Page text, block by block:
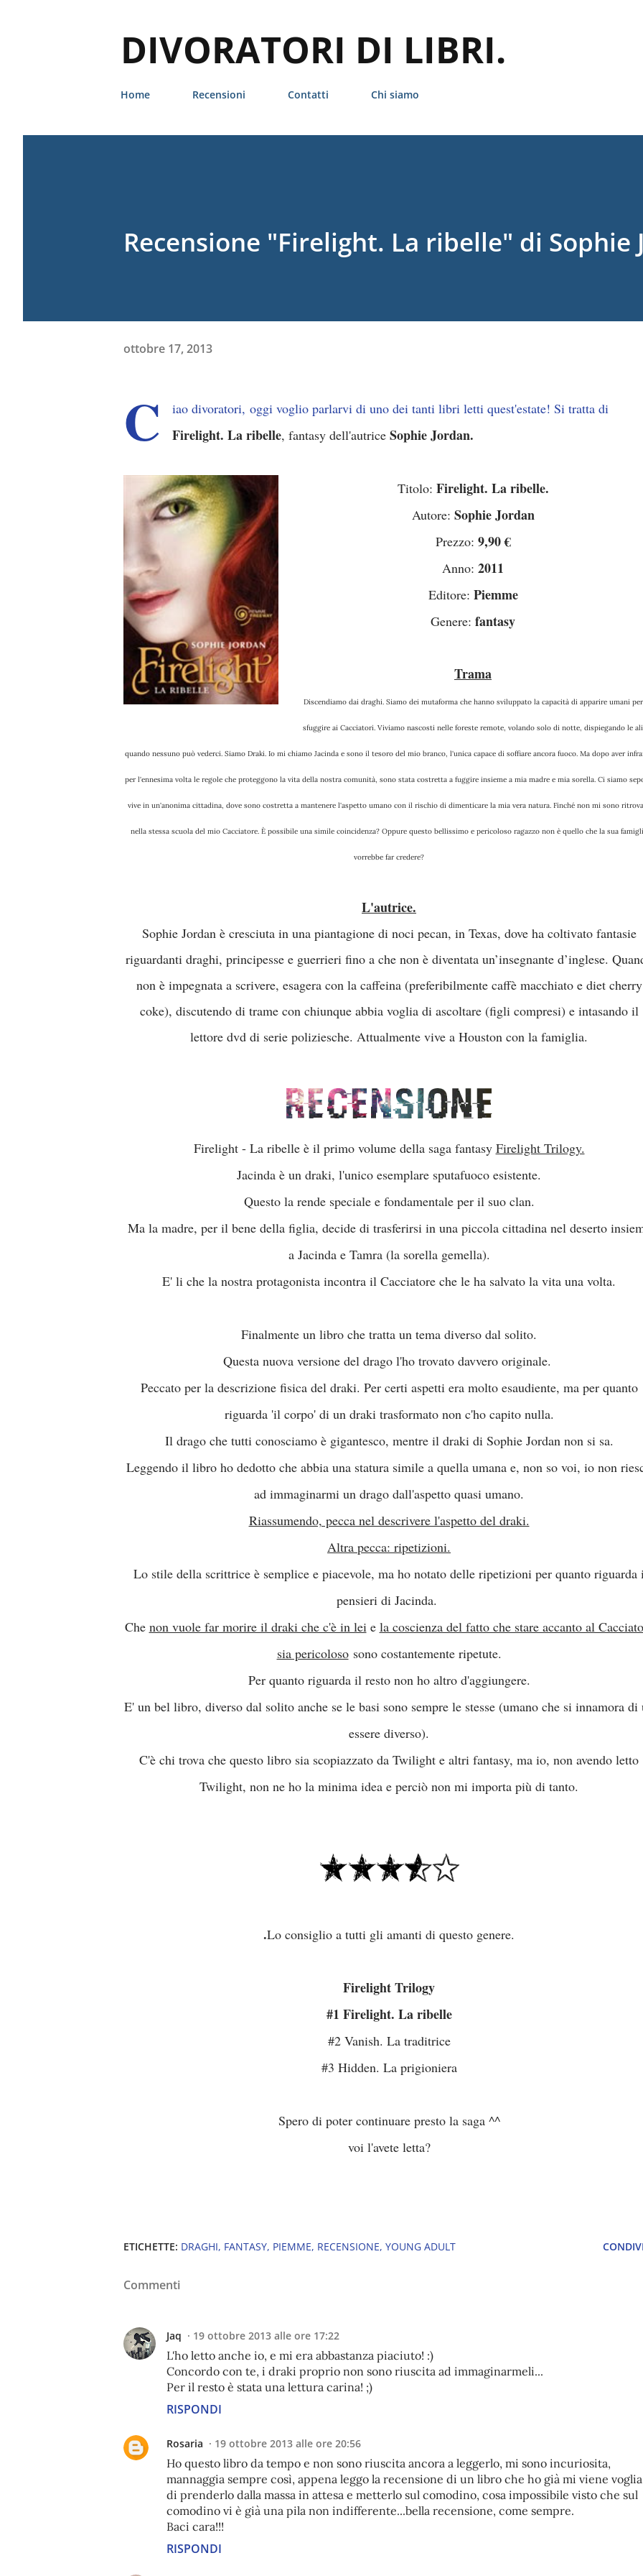
DIVORATORI DI LIBRI.
Home Recensioni Contatti Chi siamo
Recensione "Firelight. La ribelle" di Sophie
ottobre 17, 2013
C iao divoratori, oggi voglio parlarvi di uno dei tanti libri letti quest'estate! Si tratta di
Firelight. La ribelle, fantasy dell'autrice Sophie Jordan.
Titolo: Firelight. La ribelle.
Autore: Sophie Jordan
Prezzo: 9,90 €
Anno: 2011
Editore: Piemme
Genere: fantasy
Trama
Discendiamo dai draghi. Siamo dei mutaforma che hanno sviluppato la capacità di apparire umani per
sfuggire ai Cacciatori. Viviamo nascosti nelle foreste remote, volando solo di notte, dispiegando le ali
quando nessuno può vederci. Siamo Draki. Io mi chiamo Jacinda e sono il tesoro del mio branco, l'unica capace di soffiare ancora fuoco. Ma dopo aver
per l'ennesima volta le regole che proteggono la vita della nostra comunità, sono stata costretta a fuggire insieme a mia madre e mia sorella. Ci siamo
vive in un'anonima cittadina, dove sono costretta a mantenere l'aspetto umano con il rischio di dimenticare la mia vera natura. Finché non mi sono
nella stessa scuola del mio Cacciatore. È possibile una simile coincidenza? Oppure questo bellissimo e pericoloso ragazzo non è quello che la sua
vorrebbe far credere?
L'autrice.
Sophie Jordan è cresciuta in una piantagione di noci pecan, in Texas, dove ha coltivato fantasie
riguardanti draghi, principesse e guerrieri fino a che non è diventata un’insegnante d’inglese.
non è impegnata a scrivere, esagera con la caffeina (preferibilmente caffè macchiato e diet cherry
coke), discutendo di trame con chiunque abbia voglia di ascoltare (figli compresi) e intasando il
lettore dvd di serie poliziesche. Attualmente vive a Houston con la famiglia.
Firelight - La ribelle è il primo volume della saga fantasy Firelight Trilogy.
Jacinda è un draki, l'unico esemplare sputafuoco esistente.
Questo la rende speciale e fondamentale per il suo clan.
Ma la madre, per il bene della figlia, decide di trasferirsi in una piccola cittadina nel deserto
a Jacinda e Tamra (la sorella gemella).
E' li che la nostra protagonista incontra il Cacciatore che le ha salvato la vita una volta.
Finalmente un libro che tratta un tema diverso dal solito.
Questa nuova versione del drago l'ho trovato davvero originale.
Peccato per la descrizione fisica del draki. Per certi aspetti era molto esaudiente, ma per quanto
riguarda 'il corpo' di un draki trasformato non c'ho capito nulla.
Il drago che tutti conosciamo è gigantesco, mentre il draki di Sophie Jordan non si sa.
Leggendo il libro ho dedotto che abbia una statura simile a quella umana e, non so voi, io non
ad immaginarmi un drago dall'aspetto quasi umano.
Riassumendo, pecca nel descrivere l'aspetto del draki.
Altra pecca: ripetizioni.
Lo stile della scrittrice è semplice e piacevole, ma ho notato delle ripetizioni per quanto riguarda
pensieri di Jacinda.
Che non vuole far morire il draki che c'è in leie la coscienza del fatto che stare accanto al
sia pericolososono costantemente ripetute.
Per quanto riguarda il resto non ho altro d'aggiungere.
E' un bel libro, diverso dal solito anche se le basi sono sempre le stesse (umano che si innamora di
essere diverso).
C'è chi trova che questo libro sia scopiazzato da Twilight e altri fantasy, ma io, non avendo letto
Twilight, non ne ho la minima idea e perciò non mi importa più di tanto.
.Lo consiglio a tutti gli amanti di questo genere.
Firelight Trilogy
#1 Firelight. La ribelle
#2 Vanish. La traditrice
#3 Hidden. La prigioniera
Spero di poter continuare presto la saga ^^
voi l'avete letta?
ETICHETTE: DRAGHI FANTASY PIEMME RECENSIONE YOUNG ADULT
Commenti
Jaq 19 ottobre 2013 alle ore 17:22
L'ho letto anche io, e mi era abbastanza piaciuto! :)
Concordo con te, i draki proprio non sono riuscita ad immaginarmeli...
Per il resto è stata una lettura carina! ;)
RISPONDI
Rosaria 19 ottobre 2013 alle ore 20:56
Ho questo libro da tempo e non sono riuscita ancora a leggerlo, mi sono incuriosita,
mannaggia sempre così, appena leggo la recensione di un libro che ho già mi viene voglia
di prenderlo dalla massa in attesa e metterlo sul comodino, cosa impossibile visto che sul
comodino vi è già una pila non indifferente...bella recensione, come sempre.
Baci cara!!!
RISPONDI